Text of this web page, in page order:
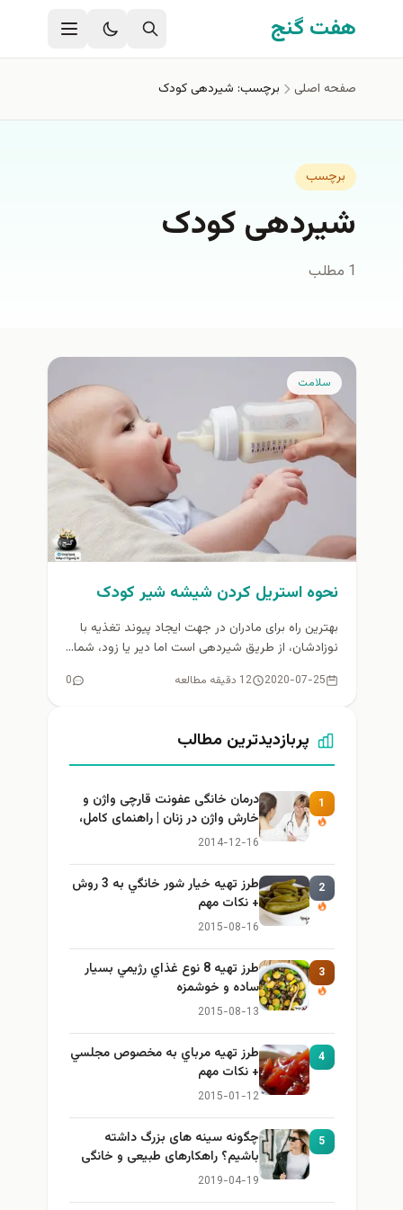
رفتن به محتوای اصلی
هفت گنج
صفحه اصلی برچسب: شیردهی کودک
برچسب
شیردهی کودک
1 مطلب
سلامت
نحوه استریل کردن شیشه شیر کودک
بهترین راه برای مادران در جهت ایجاد پیوند تغذیه با
نوزادشان، از طریق شیردهی است اما دیر یا زود، شما...
2020-07-25 12 دقیقه مطالعه 0
پربازدیدترین مطالب
1
درمان خانگی عفونت قارچی واژن و
خارش واژن در زنان | راهنمای کامل،
ایمن و کاربردی
2014-12-16
2
طرز تهيه خیار شور خانگي به 3 روش
+ نكات مهم
2015-08-16
3
طرز تهيه 8 نوع غذاي رژيمي بسيار
ساده و خوشمزه
2015-08-13
4
طرز تهيه مرباي به مخصوص مجلسي
+ نكات مهم
2015-01-12
5
چگونه سینه های بزرگ داشته
باشیم؟ راهکارهای طبیعی و خانگی
برای بزرگ کردن سینه
2019-04-19